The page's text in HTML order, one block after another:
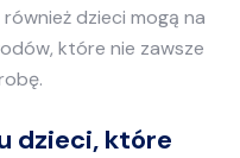
dzieci mogą na
które nie zawsze
dzieci, które